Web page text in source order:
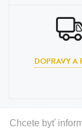
DOPRAVY A
Chcete byť